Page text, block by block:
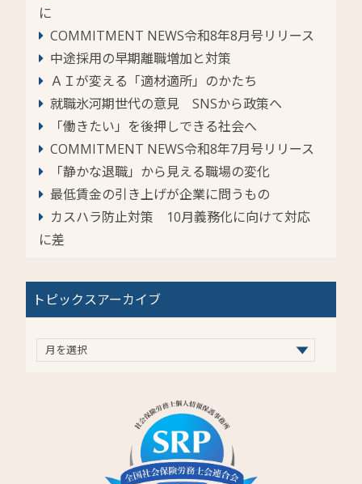
に
COMMITMENT NEWS令和8年8月号リリース
中途採用の早期離職増加と対策
ＡＩが変える「適材適所」のかたち
就職氷河期世代の意見 SNSから政策へ
「働きたい」を後押しできる社会へ
COMMITMENT NEWS令和8年7月号リリース
「静かな退職」から見える職場の変化
最低賃金の引き上げが企業に問うもの
カスハラ防止対策 10月義務化に向けて対応
に差
トピックスアーカイブ